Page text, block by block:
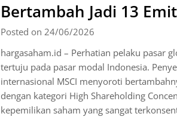
Bertambah Jadi 13
Posted on 24/06/2026
hargasaham.id – Perhatian pelaku pasar
tertuju pada pasar modal Indonesia.
internasional MSCI menyoroti
dengan kategori High Shareholding
kepemilikan saham yang sangat